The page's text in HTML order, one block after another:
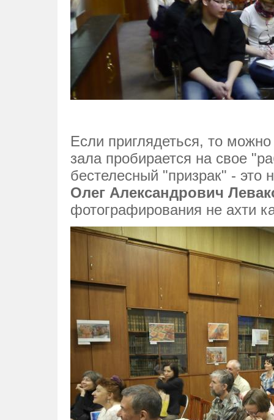
Если приглядеться, то
зала пробирается на свое
бестелесный "призрак" - это
Олег Александрович
фотографирования не ахти